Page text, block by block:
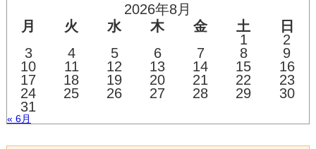
2026年8月
月
火 水 木 金 土
日
1
2
3
4 5 6 7 8
9
10
11 12 13 14 15
16
17
18 19 20 21 22
23
24
25 26 27 28 29
30
31
« 6月